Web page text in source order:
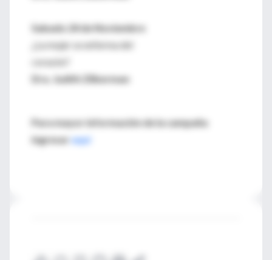
Sabado 24 de Noviembre
¿La mujer se enferma del
corazón?
Dra. Judith Zilberman
Para mayor información de la campaña
ingresaraquí